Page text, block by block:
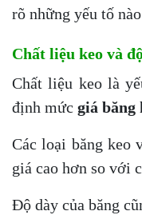
rõ những yếu tố
Chất liệu keo và
Chất liệu keo là
định mức giá băng
Các loại băng keo
giá cao hơn so với
Độ dày của băng